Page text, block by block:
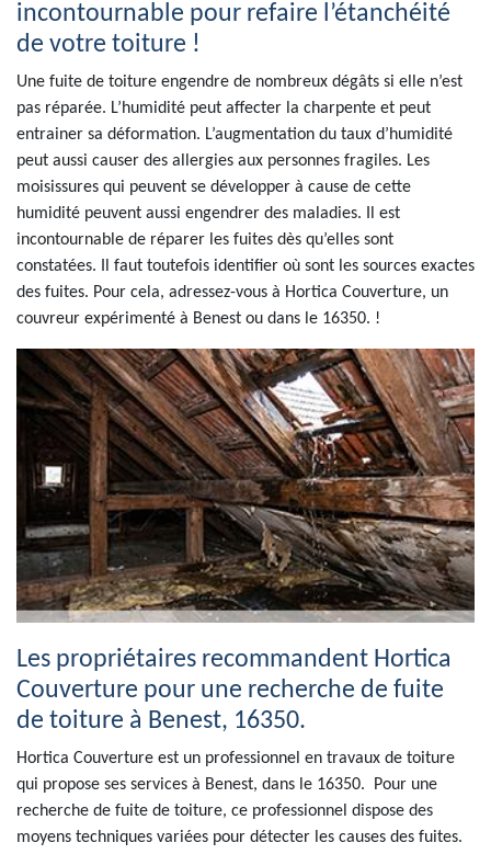
incontournable pour refaire l’étanchéité
de votre toiture !
Une fuite de toiture engendre de nombreux dégâts si elle n’est
pas réparée. L’humidité peut affecter la charpente et peut
entrainer sa déformation. L’augmentation du taux d’humidité
peut aussi causer des allergies aux personnes fragiles. Les
moisissures qui peuvent se développer à cause de cette
humidité peuvent aussi engendrer des maladies. Il est
incontournable de réparer les fuites dès qu’elles sont
constatées. Il faut toutefois identifier où sont les sources exactes
des fuites. Pour cela, adressez-vous à Hortica Couverture, un
couvreur expérimenté à Benest ou dans le 16350. !
Les propriétaires recommandent Hortica
Couverture pour une recherche de fuite
de toiture à Benest, 16350.
Hortica Couverture est un professionnel en travaux de toiture
qui propose ses services à Benest, dans le 16350. Pour une
recherche de fuite de toiture, ce professionnel dispose des
moyens techniques variées pour détecter les causes des fuites.